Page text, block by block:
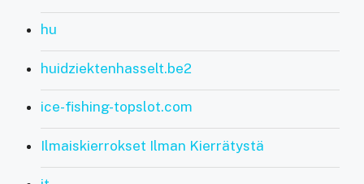
hu
huidziektenhasselt.be2
ice-fishing-topslot.com
Ilmaiskierrokset Ilman Kierrätystä